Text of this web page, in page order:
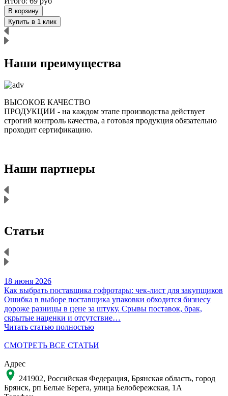
В корзину
Купить в 1 клик
Наши преимущества
ВЫСОКОЕ КАЧЕСТВО
ПРОДУКЦИИ - на каждом этапе производства действует
строгий контроль качества, а готовая продукция обязательно
проходит сертификацию.
Наши партнеры
Статьи
18 июня 2026
Как выбрать поставщика гофротары: чек-лист для закупщиков
Ошибка в выборе поставщика упаковки обходится бизнесу
дороже разницы в цене за штуку. Срывы поставок, брак,
скрытые наценки и отсутствие…
Читать статью полностью
СМОТРЕТЬ ВСЕ СТАТЬИ
Адрес
241902, Российская Федерация, Брянская область, город
Брянск, рп Белые Берега, улица Белобережская, 1А